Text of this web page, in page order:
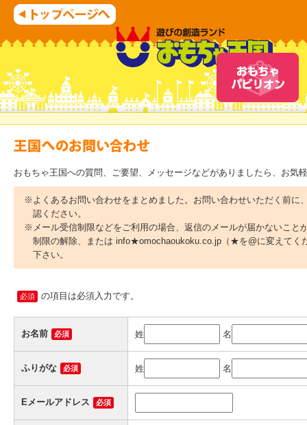
おもちゃ王国への質問、ご要望、メッセージなどがありましたら、お気
※よくあるお問い合わせをまとめました。お問い合わせいただく前に
認ください。
※メール受信制限などをご利用の場合、返信のメールが届かないこと
制限の解除、または info★omochaoukoku.co.jp（★を@に変えてく
下さい。
必須 の項目は必須入力です。
お名前 必須 姓 名
ふりがな 必須 姓 名
Eメールアドレス 必須